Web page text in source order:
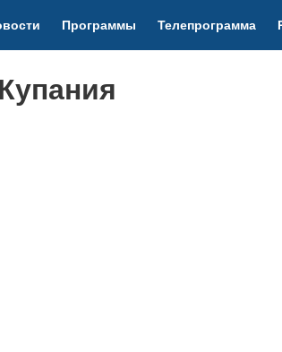
Программы Телепрограмма